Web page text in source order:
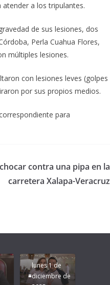
a los tripulantes.
de sus lesiones, dos
Perla Cuahua Flores,
múltiples lesiones.
con lesiones leves (golpes
por sus propios medios.
para
contra una pipa en la
carretera Xalapa-Veracruz
lunes 1 de
diciembre de
la
Pongamos
de moda;
San
Andrés